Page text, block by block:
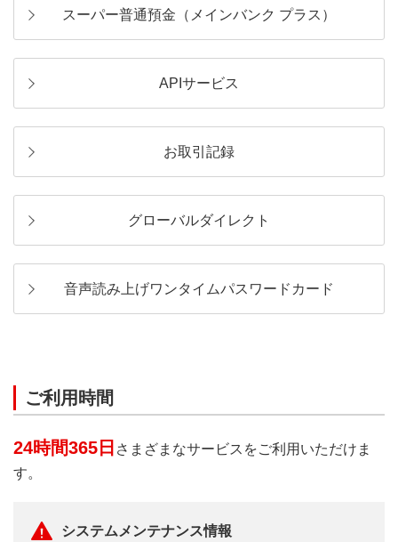
スーパー普通預金（メインバンク プラス）
APIサービス
お取引記録
グローバルダイレクト
音声読み上げワンタイムパスワードカード
ご利用時間
24時間365日 さまざまなサービスをご利用いただけま
す。
システムメンテナンス情報